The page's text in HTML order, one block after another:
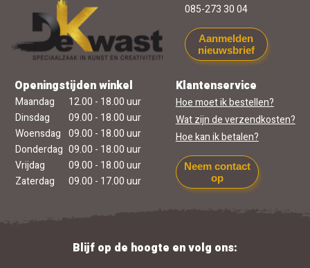
085-273 30 04
Aanmelden
nieuwsbrief
Openingstijden winkel
Maandag
12.00 - 18.00 uur
Dinsdag
09.00 - 18.00 uur
Woensdag 09.00 - 18.00 uur
Donderdag 09.00 - 18.00 uur
Vrijdag
09.00 - 18.00 uur
Zaterdag
09.00 - 17.00 uur
Klantenservice
Hoe moet ik bestellen?
Wat zijn de verzendkosten?
Hoe kan ik betalen?
Neem contact
op
Blijf op de hoogte en volg ons: